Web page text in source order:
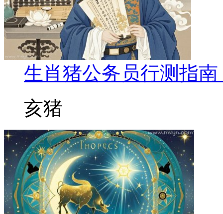
生肖猪公务员行测指
亥猪